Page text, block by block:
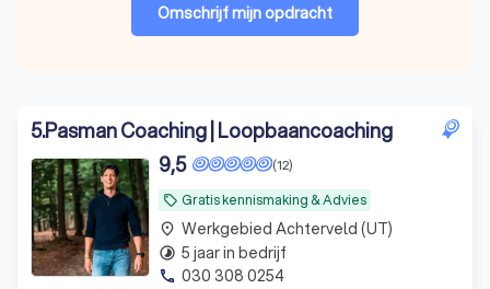
Omschrijf mijn opdracht
5.Pasman Coaching | Loopbaancoaching
local_offer Gratis kennismaking & Advies
(12)
9,5
place Werkgebied Achterveld (UT)
timelapse 5 jaar in bedrijf
phone 030 308 0254